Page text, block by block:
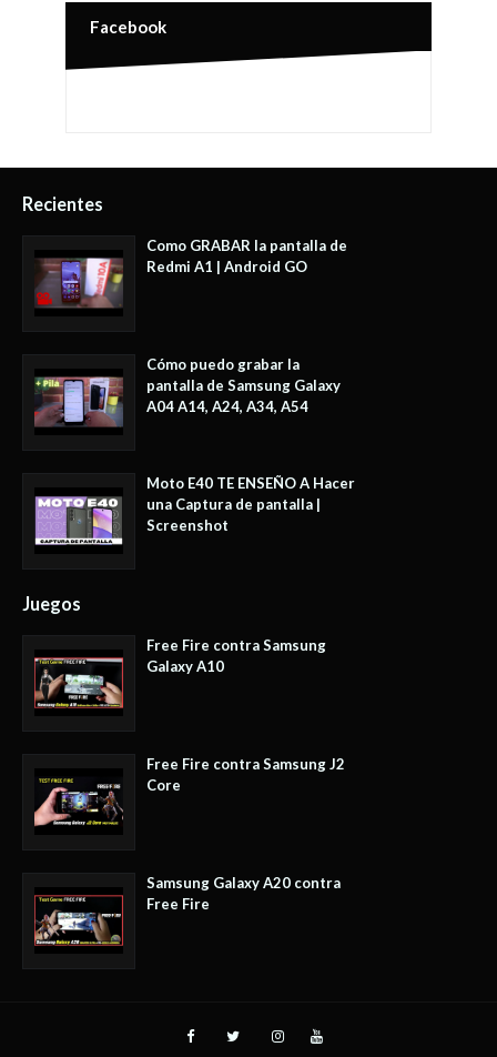
Facebook
Recientes
Como GRABAR la pantalla de
Redmi A1 | Android GO
Cómo puedo grabar la
pantalla de Samsung Galaxy
A04 A14, A24, A34, A54
Moto E40 TE ENSEÑO A Hacer
una Captura de pantalla |
Screenshot
Juegos
Free Fire contra Samsung
Galaxy A10
Free Fire contra Samsung J2
Core
Samsung Galaxy A20 contra
Free Fire